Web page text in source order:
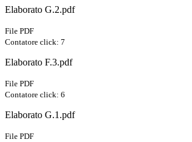
Elaborato G.2.pdf
File PDF
Contatore click: 7
Elaborato F.3.pdf
File PDF
Contatore click: 6
Elaborato G.1.pdf
File PDF